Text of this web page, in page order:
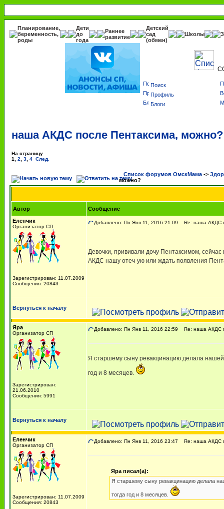
Планирование,
беременность,
роды
Дети
до
года
Раннее
развитие
Детский
сад
(обмен)
Школы
Поиск
Профиль
Блоги
наша АКДС после Пентаксима, можно?
На страницу
1
2 3 4 След.
Список форумов ОмскМама ->
можно?
Автор
Сообщение
Еленчик
Организатор СП
Зарегистрирован: 11.07.2009
Сообщения: 20843
Добавлено: Пн Янв 11, 2016 21:09 Re: наша АКДС
Девочки, прививали дочу Пентаксимом,
АКДС нашу отеч-ую или ждать появления
Вернуться к началу
Яра
Организатор СП
Зарегистрирован:
21.06.2010
Сообщения: 5991
Добавлено: Пн Янв 11, 2016 22:59 Re: наша АКДС
Я старшему сыну ревакцинацию делала
год и 8 месяцев.
Вернуться к началу
Еленчик
Организатор СП
Зарегистрирован: 11.07.2009
Сообщения: 20843
Добавлено: Пн Янв 11, 2016 23:47 Re: наша АКДС
Яра писал(а):
Я старшему сыну ревакцинацию делала
тогда год и 8 месяцев.